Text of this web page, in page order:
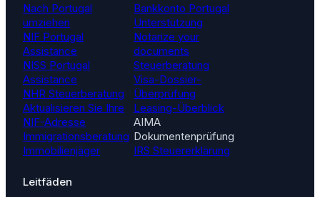
Nach Portugal
umziehen
NIF Portugal
Assistance
NISS Portugal
Assistance
NHR Steuerberatung
Aktualisieren Sie Ihre
NIF-Adresse
Immigrationsberatung
Immobilienjäger
Bankkonto Portugal
Unterstützung
Notarize your
documents
Steuerberatung
Visa-Dossier-
Überprüfung
Leasing-Überblick
AIMA
Dokumentenprüfung
IRS Steuererklärung
Leitfäden